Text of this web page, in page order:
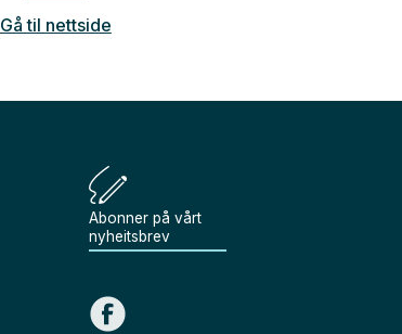
Gå til nettside
Abonner på vårt
nyheitsbrev